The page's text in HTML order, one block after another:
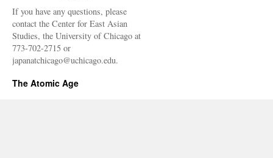
If you have any questions, please
contact the Center for East Asian
Studies, the University of Chicago at
773-702-2715 or
japanatchicago@uchicago.edu.
The Atomic Age